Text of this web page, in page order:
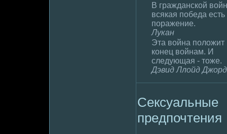
В гражданской
всякая победа есть
поражение.
Лукан
Эта война полoжит
конец войнам. И
следующая - тоже.
Дэвид Ллoйд
Сексуальные
пpeдпочтения